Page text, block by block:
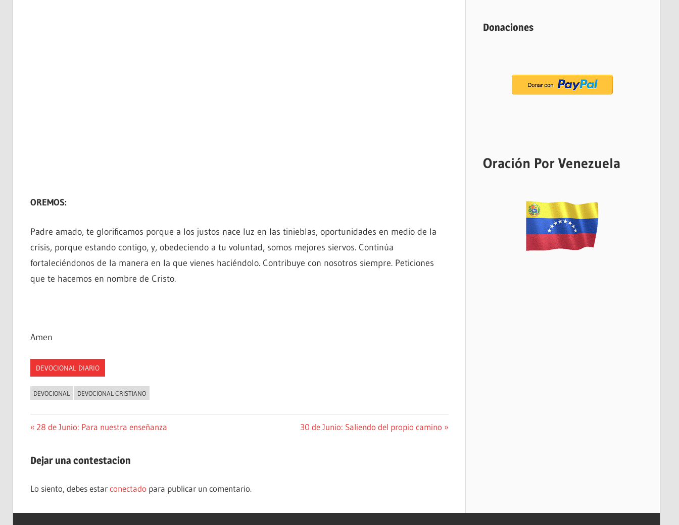
OREMOS:
Padre amado, te glorificamos porque a los justos nace luz en las tinieblas, oportunidades en medio de la
crisis, porque estando contigo, y, obedeciendo a tu voluntad, somos mejores siervos. Continúa
fortaleciéndonos de la manera en la que vienes haciéndolo. Contribuye con nosotros siempre. Peticiones
que te hacemos en nombre de Cristo.
Amen
DEVOCIONAL DIARIO
DEVOCIONAL DEVOCIONAL CRISTIANO
Navegación
entradas
Entrada
28 de Junio: Para nuestra enseñanza
Siguiente
30 de Junio: Saliendo del propio camino
Dejar una contestacion
Lo siento, debes estarconectado para publicar un comentario.
Donaciones
Oración Por Venezuela